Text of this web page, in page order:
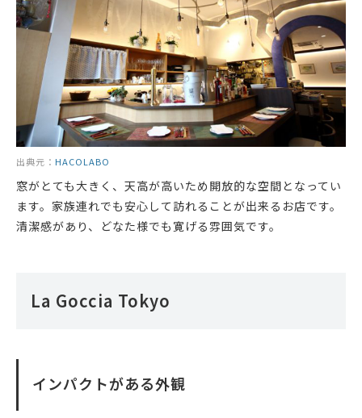
出典元： HACOLABO
窓がとても大きく、天高が高いため開放的な空間となってい
ます。家族連れでも安心して訪れることが出来るお店です。
清潔感があり、どなた様でも寛げる雰囲気です。
La Goccia Tokyo
インパクトがある外観